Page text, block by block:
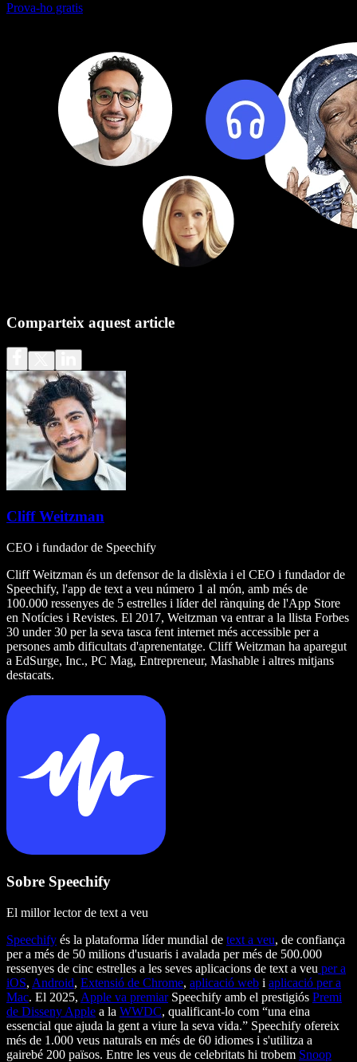
Prova-ho gratis
Comparteix aquest article
Cliff Weitzman
CEO i fundador de Speechify
Cliff Weitzman és un defensor de la dislèxia i el CEO i fundador de
Speechify, l'app de text a veu número 1 al món, amb més de
100.000 ressenyes de 5 estrelles i líder del rànquing de l'App Store
en Notícies i Revistes. El 2017, Weitzman va entrar a la llista Forbes
30 under 30 per la seva tasca fent internet més accessible per a
persones amb dificultats d'aprenentatge. Cliff Weitzman ha aparegut
a EdSurge, Inc., PC Mag, Entrepreneur, Mashable i altres mitjans
destacats.
Sobre Speechify
El millor lector de text a veu
Speechify és la plataforma líder mundial de text a veu, de confiança
per a més de 50 milions d'usuaris i avalada per més de 500.000
ressenyes de cinc estrelles a les seves aplicacions de text a veu per a
iOS, Android, Extensió de Chrome, aplicació web i aplicació per a
Mac. El 2025, Apple va premiarSpeechify amb el prestigiós Premi
de Disseny Apple a la WWDC, qualificant-lo com “una eina
essencial que ajuda la gent a viure la seva vida.” Speechify ofereix
més de 1.000 veus naturals en més de 60 idiomes i s'utilitza a
gairebé 200 països. Entre les veus de celebritats hi trobem Snoop